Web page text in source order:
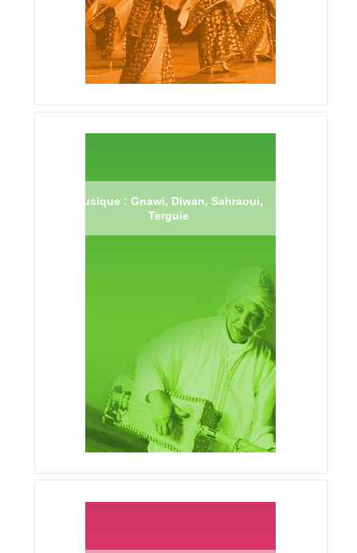
Musique : Gnawi, Diwan, Sahraoui,
Terguie